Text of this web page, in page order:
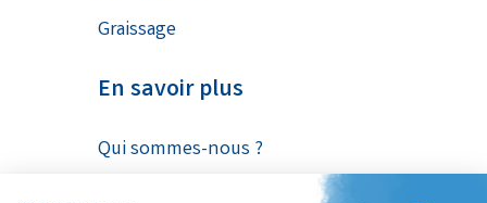
Graissage
En savoir plus
Qui sommes-nous ?